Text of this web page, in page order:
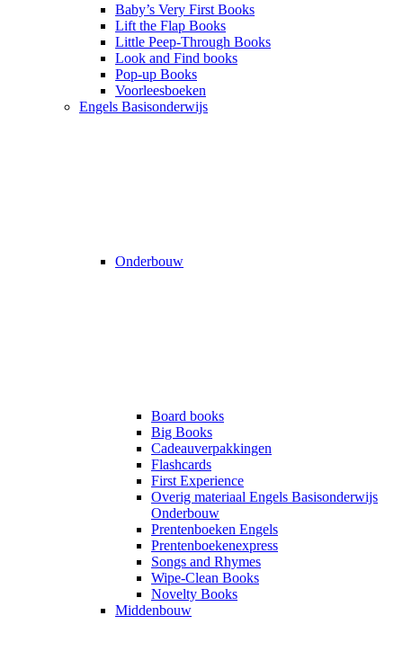
Baby’s Very First Books
Lift the Flap Books
Little Peep-Through Books
Look and Find books
Pop-up Books
Voorleesboeken
Engels Basisonderwijs
Onderbouw
Board books
Big Books
Cadeauverpakkingen
Flashcards
First Experience
Overig materiaal Engels Basisonderwijs
Onderbouw
Prentenboeken Engels
Prentenboekenexpress
Songs and Rhymes
Wipe-Clean Books
Novelty Books
Middenbouw